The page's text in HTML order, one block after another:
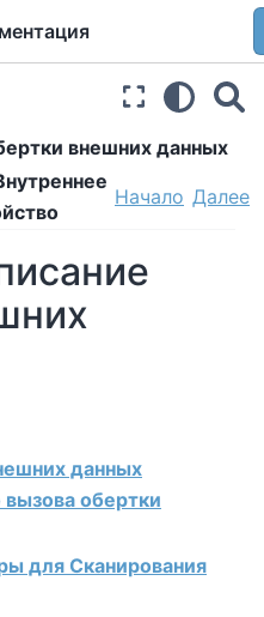
внешних данных
Начало Далее
данных
обертки
для Сканирования